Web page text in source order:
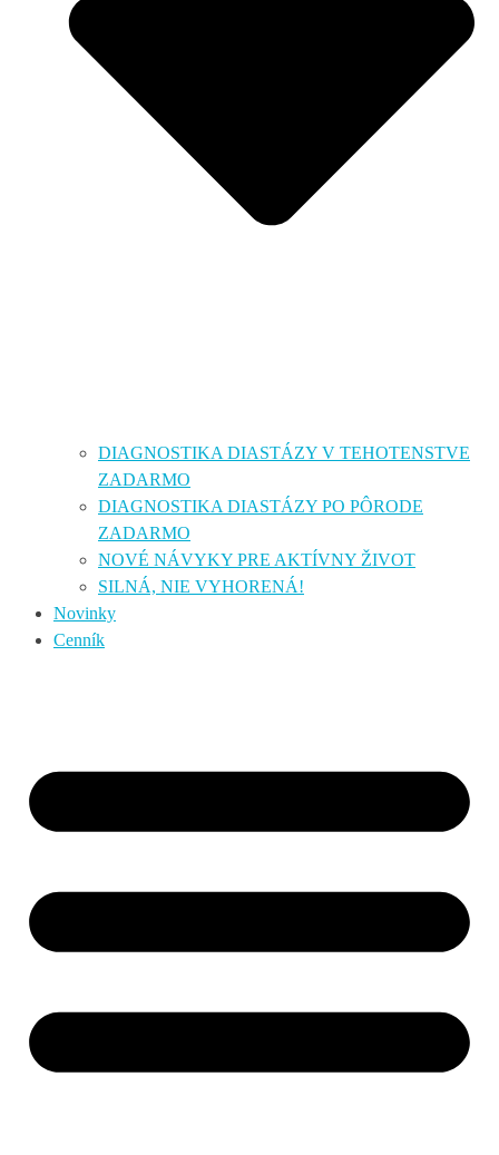
DIAGNOSTIKA DIASTÁZY V TEHOTENSTVE
ZADARMO
DIAGNOSTIKA DIASTÁZY PO PÔRODE
ZADARMO
NOVÉ NÁVYKY PRE AKTÍVNY ŽIVOT
SILNÁ, NIE VYHORENÁ!
Novinky
Cenník